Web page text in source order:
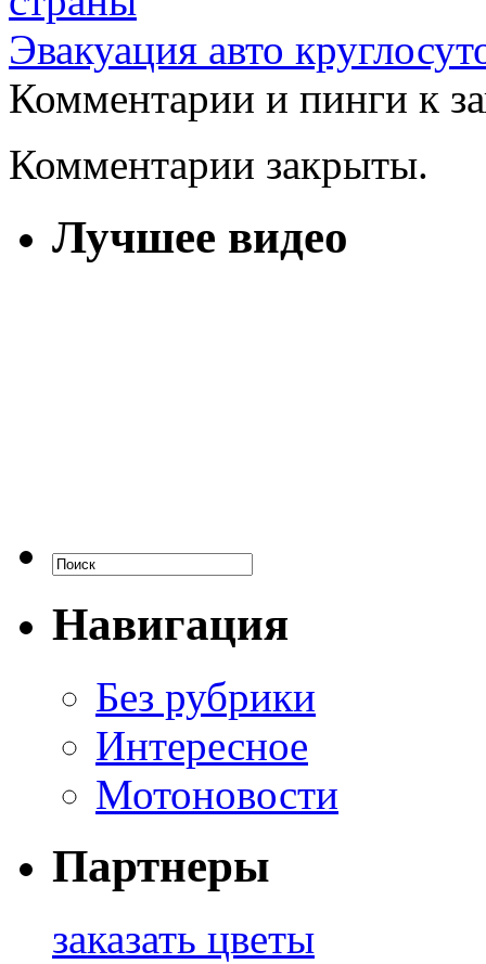
Эвакуация авто
Комментарии и пинги к
Комментарии закрыты.
Лучшее видео
Навигация
Без рубрики
Интересное
Мотоновости
Партнеры
заказать цветы